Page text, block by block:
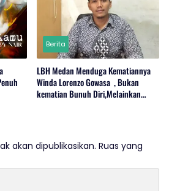
Berita
LBH Medan Menduga Kematiannya
Winda Lorenzo Gowasa , Bukan
kematian Bunuh Diri,Melainkan
akan dipublikasikan. Ruas yang